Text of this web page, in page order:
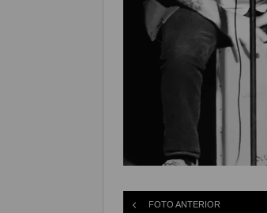
FOTO ANTERIOR